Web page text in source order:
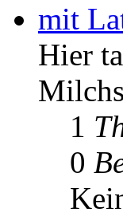
Hier
1
0